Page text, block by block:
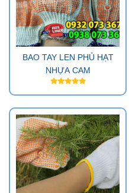
BAO TAY LEN PHỦ HẠT
NHỰA CAM